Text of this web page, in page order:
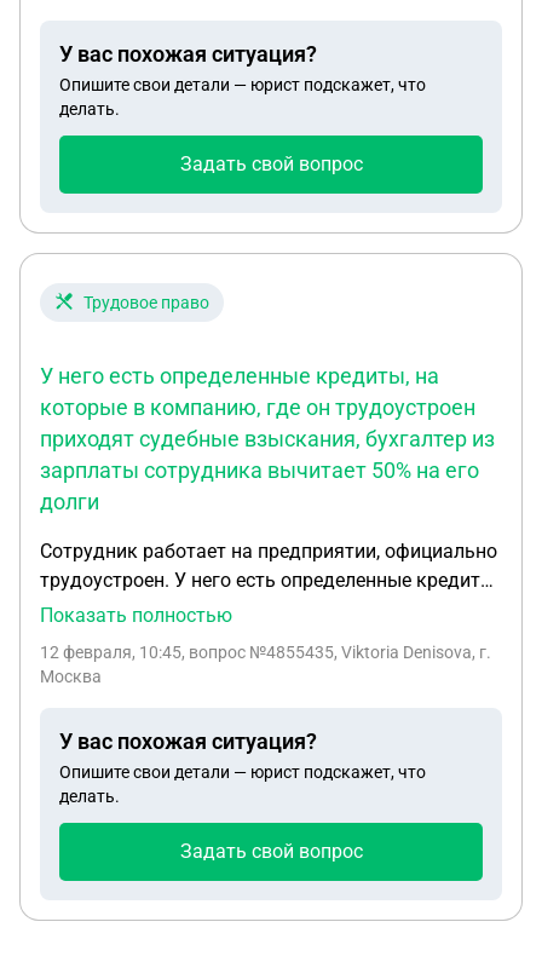
У вас похожая ситуация?
Опишите свои детали — юрист подскажет, что
делать.
Задать свой вопрос
Трудовое право
У него есть определенные кредиты, на
которые в компанию, где он трудоустроен
приходят судебные взыскания, бухгалтер из
зарплаты сотрудника вычитает 50% на его
долги
Сотрудник работает на предприятии, официально
трудоустроен. У него есть определенные кредиты,
на которые в компанию, где он трудоустроен
зарплаты сотрудника вычитает 50% на его долги.
увольнения.
Показать полностью
12 февраля, 10:45, вопрос №4855435, Viktoria Denisova, г.
Москва
У вас похожая ситуация?
Опишите свои детали — юрист подскажет, что
делать.
Задать свой вопрос